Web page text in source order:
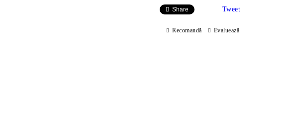
Share Tweet
Recomandă Evaluează